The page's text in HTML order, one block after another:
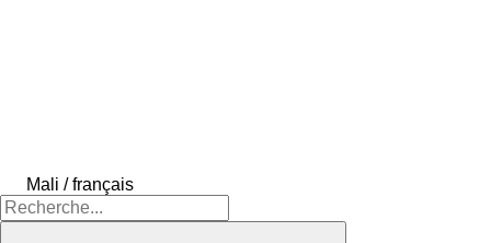
Mali / français